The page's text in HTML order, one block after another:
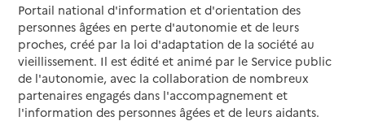
Portail national d'information et d'orientation des
personnes âgées en perte d'autonomie et de leurs
proches, créé par la loi d'adaptation de la société au
vieillissement. Il est édité et animé par le Service public
de l'autonomie, avec la collaboration de nombreux
partenaires engagés dans l'accompagnement et
l'information des personnes âgées et de leurs aidants.